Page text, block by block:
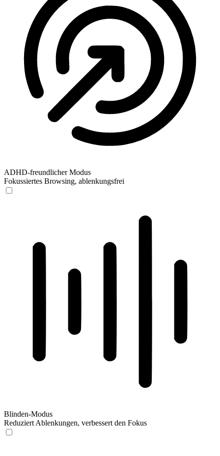
ADHD-freundlicher Modus
Fokussiertes Browsing, ablenkungsfrei
Blinden-Modus
Reduziert Ablenkungen, verbessert den Fokus